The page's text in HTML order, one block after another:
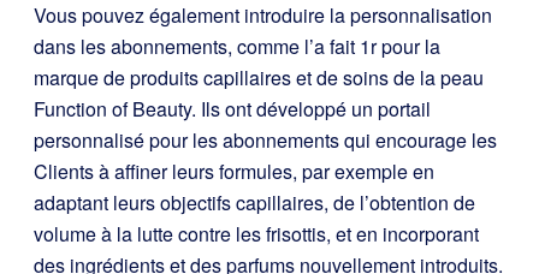
Vous pouvez également introduire la personnalisation
dans les abonnements, comme l’a fait 1r pour la
marque de produits capillaires et de soins de la peau
Function of Beauty. Ils ont développé un portail
personnalisé pour les abonnements qui encourage les
Clients à affiner leurs formules, par exemple en
adaptant leurs objectifs capillaires, de l’obtention de
volume à la lutte contre les frisottis, et en incorporant
des ingrédients et des parfums nouvellement introduits.